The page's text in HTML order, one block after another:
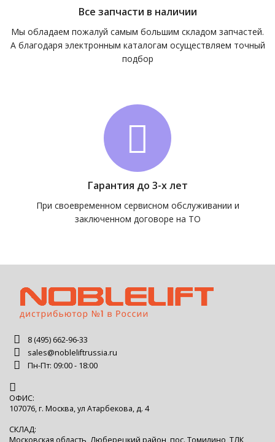
Все запчасти в наличии
Мы обладаем пожалуй самым большим складом запчастей.
А благодаря электронным каталогам осуществляем точный
подбор
Гарантия до 3-х лет
При своевременном сервисном обслуживании и
заключенном договоре на ТО
8 (495) 662-96-33
sales@nobleliftrussia.ru
Пн-Пт: 09:00 - 18:00
ОФИС:
107076, г. Москва, ул Атарбекова, д. 4
СКЛАД:
Московская область, Люберецкий район, пос. Томилино, ТЛК